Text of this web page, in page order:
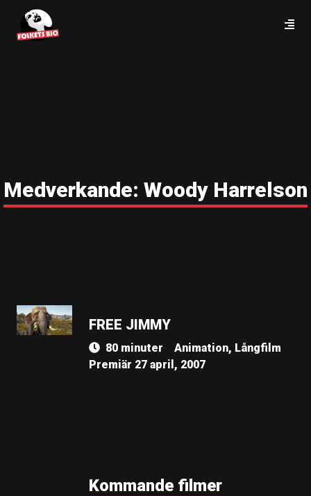
Medverkande: Woody Harrelson
FREE JIMMY
80 minuter
Animation, Långfilm
Premiär 27 april, 2007
Kommande filmer